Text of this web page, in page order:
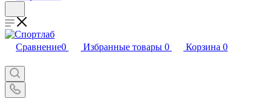
Сравнение0 Избранные товары 0 Корзина 0